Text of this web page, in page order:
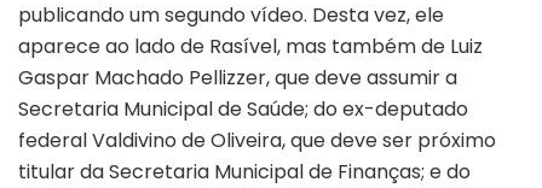
publicando um segundo vídeo. Desta vez, ele
aparece ao lado de Rasível, mas também de Luiz
Gaspar Machado Pellizzer, que deve assumir a
Secretaria Municipal de Saúde; do ex-deputado
federal Valdivino de Oliveira, que deve ser próximo
titular da Secretaria Municipal de Finanças; e do